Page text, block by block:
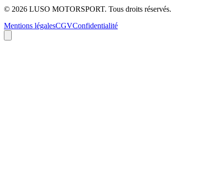
© 2026 LUSO MOTORSPORT. Tous droits réservés.
Mentions légalesCGVConfidentialité